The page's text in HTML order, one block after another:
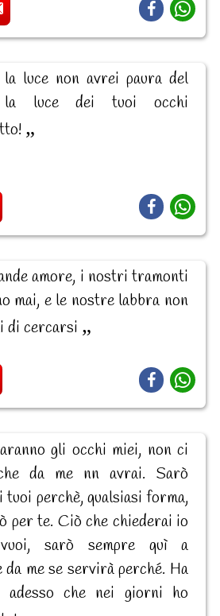
la luce non avrei paura del
la luce dei tuoi occhi
amore, i nostri tramonti
mai, e le nostre labbra non
di cercarsi
gli occhi miei, non ci
da me nn avrai. Sarò
tuoi perchè, qualsiasi forma,
per te. Ciò che chiederai io
sarò sempre quì a
me se servirà perché. Ha
che nei giorni ho